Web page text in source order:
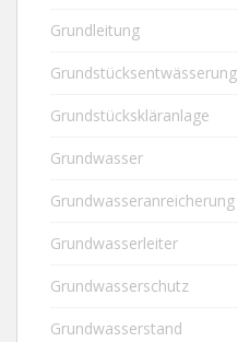
Grundleitung
Grundstücksentwässerung
Grundstückskläranlage
Grundwasser
Grundwasseranreicherung
Grundwasserleiter
Grundwasserschutz
Grundwasserstand